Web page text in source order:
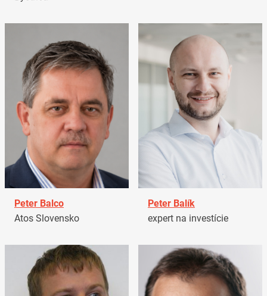
Peter Balco
Atos Slovensko
Peter Balík
expert na investície